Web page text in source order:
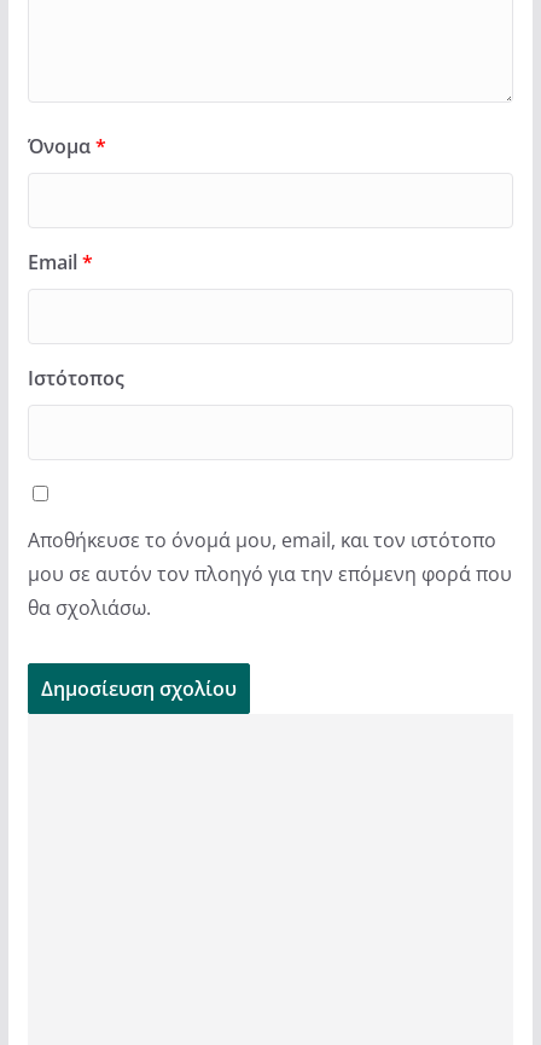
Όνομα*
Email*
Ιστότοπος
Αποθήκευσε το όνομά μου, email, και τον ιστότοπο
μου σε αυτόν τον πλοηγό για την επόμενη φορά που
θα σχολιάσω.